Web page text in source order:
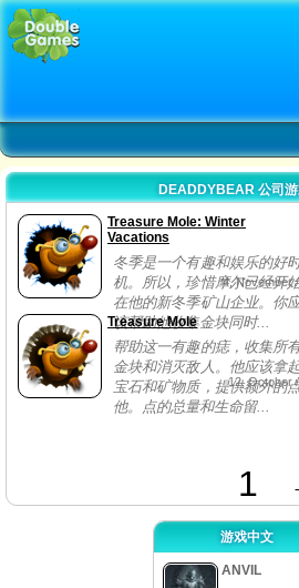
DEADDYBEAR 公司
Treasure Mole: Winter
Vacations
冬季是一个有趣和娱乐的好
机。所以，珍惜摩尔已经开
在他的新冬季矿山企业。你
该帮助他收集金块同时...
4, November
Treasure Mole
帮助这一有趣的痣，收集所
金块和消灭敌人。他应该拿
宝石和矿物质，提供额外的
他。点的总量和生命留...
12, October
1
游戏中文
ANVIL